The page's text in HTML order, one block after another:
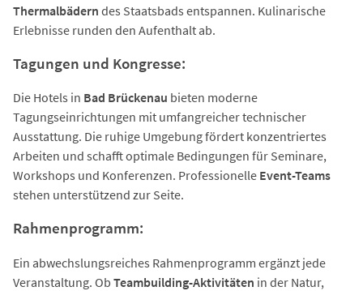
Thermalbädern des Staatsbads entspannen. Kulinarische
Erlebnisse runden den Aufenthalt ab.
Tagungen und Kongresse:
Die Hotels in Bad Brückenau bieten moderne
Tagungseinrichtungen mit umfangreicher technischer
Ausstattung. Die ruhige Umgebung fördert konzentriertes
Arbeiten und schafft optimale Bedingungen für Seminare,
Workshops und Konferenzen. Professionelle Event-Teams
stehen unterstützend zur Seite.
Rahmenprogramm:
Ein abwechslungsreiches Rahmenprogramm ergänzt jede
Veranstaltung. Ob Teambuilding-Aktivitäten in der Natur,